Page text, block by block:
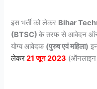
इस भर्ती को लेकर Bihar
(BTSC)के तरफ से आवेदन
योग्य आवेदक (पुरुष एवं महिला)
लेकर21 जून 2023 (ऑनलाइन